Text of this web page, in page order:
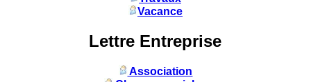
Vacance
Lettre Entreprise
Association